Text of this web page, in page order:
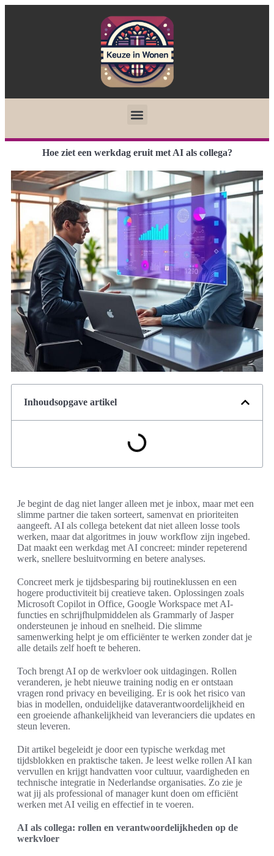
Hoe ziet een werkdag eruit met AI als collega?
Inhoudsopgave artikel
Je begint de dag niet langer alleen met je inbox, maar met een
slimme partner die taken sorteert, samenvat en prioriteiten
aangeeft. AI als collega betekent dat niet alleen losse tools
werken, maar dat algoritmes in jouw workflow zijn ingebed.
Dat maakt een werkdag met AI concreet: minder repeterend
werk, snellere besluitvorming en betere analyses.
Concreet merk je tijdsbesparing bij routineklussen en een
hogere productiviteit bij creatieve taken. Oplossingen zoals
Microsoft Copilot in Office, Google Workspace met AI-
functies en schrijfhulpmiddelen als Grammarly of Jasper
ondersteunen je inhoud en snelheid. Die slimme
samenwerking helpt je om efficiënter te werken zonder dat je
alle details zelf hoeft te beheren.
Toch brengt AI op de werkvloer ook uitdagingen. Rollen
veranderen, je hebt nieuwe training nodig en er ontstaan
vragen rond privacy en beveiliging. Er is ook het risico van
bias in modellen, onduidelijke dataverantwoordelijkheid en
een groeiende afhankelijkheid van leveranciers die updates en
steun leveren.
Dit artikel begeleidt je door een typische werkdag met
tijdsblokken en praktische taken. Je leest welke rollen AI kan
vervullen en krijgt handvatten voor cultuur, vaardigheden en
technische integratie in Nederlandse organisaties. Zo zie je
wat jij als professional of manager kunt doen om efficiënt
werken met AI veilig en effectief in te voeren.
AI als collega: rollen en verantwoordelijkheden op de
werkvloer